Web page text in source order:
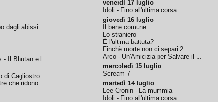
dagli abissi
- Il Bhutan e l...
di Cagliostro
che ridono
venerdì 17 luglio
Idoli - Fino all'ultima corsa
giovedì 16 luglio
Il bene comune
Lo straniero
È l'ultima battuta?
Finchè morte non ci separi 2
Arco - Un'Amicizia per Salvare il ...
mercoledì 15 luglio
Scream 7
martedì 14 luglio
Lee Cronin - La mummia
Idoli - Fino all'ultima corsa